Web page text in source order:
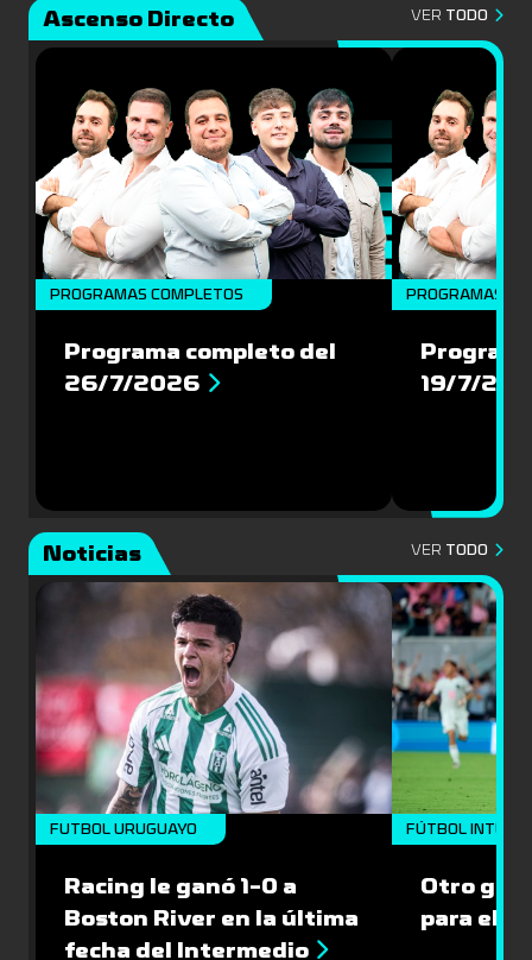
Ascenso Directo VER TODO
PROGRAMAS COMPLETOS
Programa completo del
26/7/2026
PROGRAMAS
19/7/
Noticias VER TODO
FUTBOL URUGUAYO
Racing le ganó 1-0 a
Boston River en la última
fecha del Intermedio
FÚTBOL
Otro gol
para el